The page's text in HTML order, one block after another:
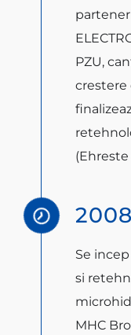
PZU,
crestere
(Ehreste
2008
Se
si
MHC